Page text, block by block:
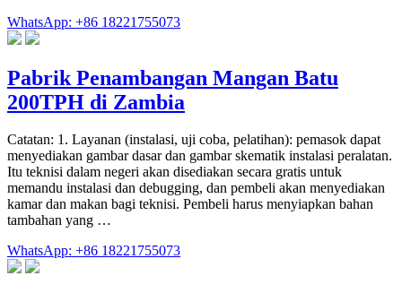
WhatsApp: +86 18221755073
Pabrik Penambangan Mangan Batu
200TPH di Zambia
Catatan: 1. Layanan (instalasi, uji coba, pelatihan): pemasok dapat
menyediakan gambar dasar dan gambar skematik instalasi peralatan.
Itu teknisi dalam negeri akan disediakan secara gratis untuk
memandu instalasi dan debugging, dan pembeli akan menyediakan
kamar dan makan bagi teknisi. Pembeli harus menyiapkan bahan
tambahan yang …
WhatsApp: +86 18221755073